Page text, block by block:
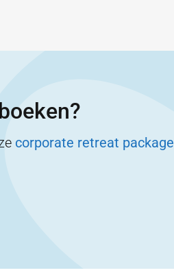
corporate retreat package